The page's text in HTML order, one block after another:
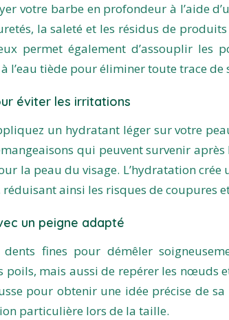
votre barbe en profondeur à l’aide
la saleté et les résidus de
permet également d’assouplir les
l’eau tiède pour éliminer toute trace de
éviter les irritations
un hydratant léger sur votre
qui peuvent survenir
la peau du visage. L’hydratation
ainsi les risques de coupures
un peigne adapté
fines pour démêler
poils, mais aussi de repérer les nœuds
pour obtenir une idée précise de
particulière lors de la taille.